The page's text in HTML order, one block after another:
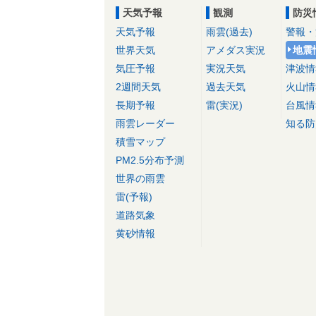
天気予報
天気予報
世界天気
気圧予報
2週間天気
長期予報
雨雲レーダー
積雪マップ
PM2.5分布予測
世界の雨雲
雷(予報)
道路気象
黄砂情報
観測
雨雲(過去)
アメダス実況
実況天気
過去天気
雷(実況)
防災
警報
地震
津波
火山
台風
知る